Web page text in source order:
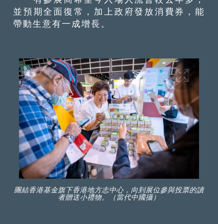
並預期全面復常，加上政府發放消費券，能
帶動生意有一成增長。
團結香港基金旗下香港地方志中心，向到展位參與投票的讀
者贈送小禮物。（當代中國攝）